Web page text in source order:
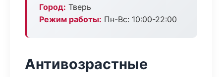
Город: Тверь
Режим работы: Пн-Вс: 10:00-22:00
Антивозрастные